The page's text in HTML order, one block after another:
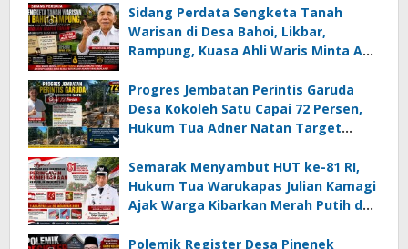
Sidang Perdata Sengketa Tanah
Warisan di Desa Bahoi, Likbar,
Rampung, Kuasa Ahli Waris Minta APH
Korupsi Dandes
Progres Jembatan Perintis Garuda
Desa Kokoleh Satu Capai 72 Persen,
Hukum Tua Adner Natan Target
Semarak Menyambut HUT ke-81 RI,
Hukum Tua Warukapas Julian Kamagi
Ajak Warga Kibarkan Merah Putih dan
Polemik Register Desa Pinenek